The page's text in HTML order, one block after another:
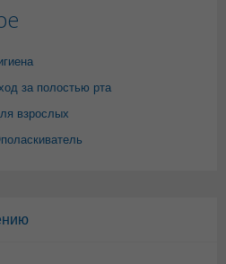
за полостью рта
взрослых